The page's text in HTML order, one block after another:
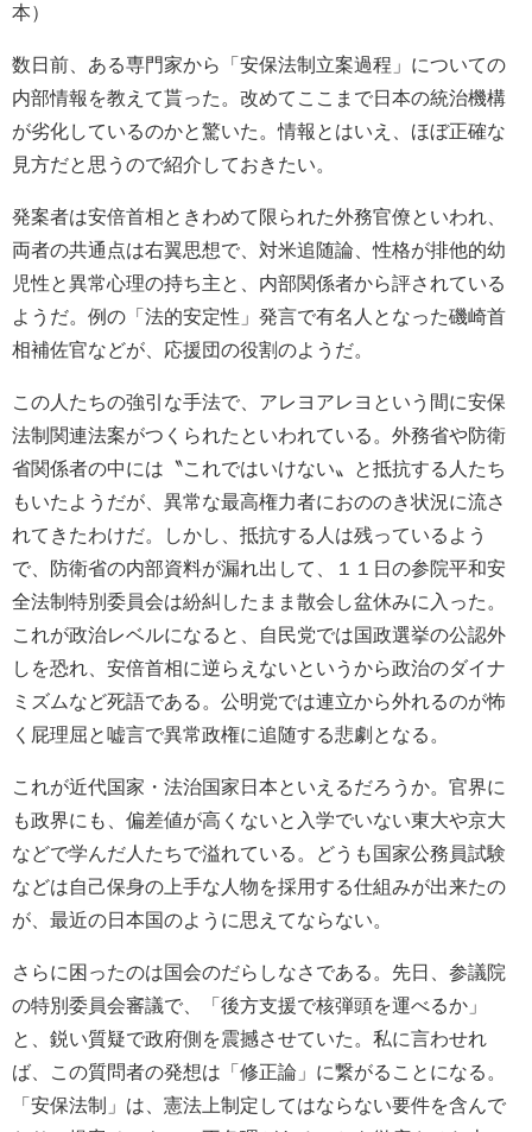
本）
数日前、ある専門家から「安保法制立案過程」についての
内部情報を教えて貰った。改めてここまで日本の統治機構
が劣化しているのかと驚いた。情報とはいえ、ほぼ正確な
見方だと思うので紹介しておきたい。
発案者は安倍首相ときわめて限られた外務官僚といわれ、
両者の共通点は右翼思想で、対米追随論、性格が排他的幼
児性と異常心理の持ち主と、内部関係者から評されている
ようだ。例の「法的安定性」発言で有名人となった磯崎首
相補佐官などが、応援団の役割のようだ。
この人たちの強引な手法で、アレヨアレヨという間に安保
法制関連法案がつくられたといわれている。外務省や防衛
省関係者の中には〝これではいけない〟と抵抗する人たち
もいたようだが、異常な最高権力者におののき状況に流さ
れてきたわけだ。しかし、抵抗する人は残っているよう
で、防衛省の内部資料が漏れ出して、１１日の参院平和安
全法制特別委員会は紛糾したまま散会し盆休みに入った。
これが政治レベルになると、自民党では国政選挙の公認外
しを恐れ、安倍首相に逆らえないというから政治のダイナ
ミズムなど死語である。公明党では連立から外れるのが怖
く屁理屈と嘘言で異常政権に追随する悲劇となる。
これが近代国家・法治国家日本といえるだろうか。官界に
も政界にも、偏差値が高くないと入学でいない東大や京大
などで学んだ人たちで溢れている。どうも国家公務員試験
などは自己保身の上手な人物を採用する仕組みが出来たの
が、最近の日本国のように思えてならない。
さらに困ったのは国会のだらしなさである。先日、参議院
の特別委員会審議で、「後方支援で核弾頭を運べるか」
と、鋭い質疑で政府側を震撼させていた。私に言わせれ
ば、この質問者の発想は「修正論」に繋がることになる。
「安保法制」は、憲法上制定してはならない要件を含んで